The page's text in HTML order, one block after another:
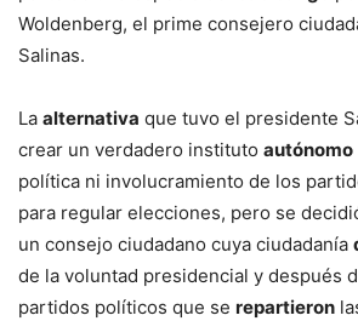
Woldenberg, el prime consejero
Salinas.
La alternativa que tuvo el presidente
crear un verdadero instituto autónomo
política ni involucramiento de los
para regular elecciones, pero se
un consejo ciudadano cuya ciudadanía
de la voluntad presidencial y después
partidos políticos que se repartieron